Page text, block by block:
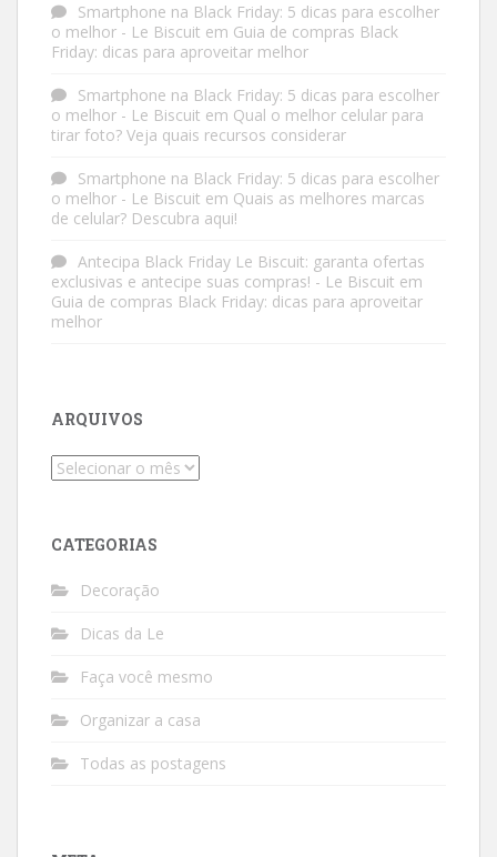
Smartphone na Black Friday: 5 dicas para escolher
o melhor - Le Biscuit em Guia de compras Black
Friday: dicas para aproveitar melhor
Smartphone na Black Friday: 5 dicas para escolher
o melhor - Le Biscuit em Qual o melhor celular para
tirar foto? Veja quais recursos considerar
Smartphone na Black Friday: 5 dicas para escolher
o melhor - Le Biscuit em Quais as melhores marcas
de celular? Descubra aqui!
Antecipa Black Friday Le Biscuit: garanta ofertas
exclusivas e antecipe suas compras! - Le Biscuit em
Guia de compras Black Friday: dicas para aproveitar
melhor
ARQUIVOS
Arquivos
CATEGORIAS
Decoração
Dicas da Le
Faça você mesmo
Organizar a casa
Todas as postagens